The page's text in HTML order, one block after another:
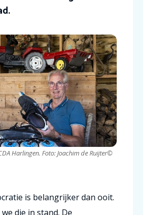
Harlingen. Foto: Joachim de Ruijter©
is belangrijker dan ooit.
die in stand. De